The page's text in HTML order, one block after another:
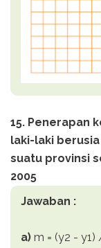
15. Penerapan
laki-laki
suatu provinsi
2005
Jawaban :
a) m = (y2 - y1)